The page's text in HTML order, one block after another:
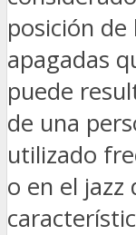
posición de
apagadas
puede
de una
utilizado
o en el jazz